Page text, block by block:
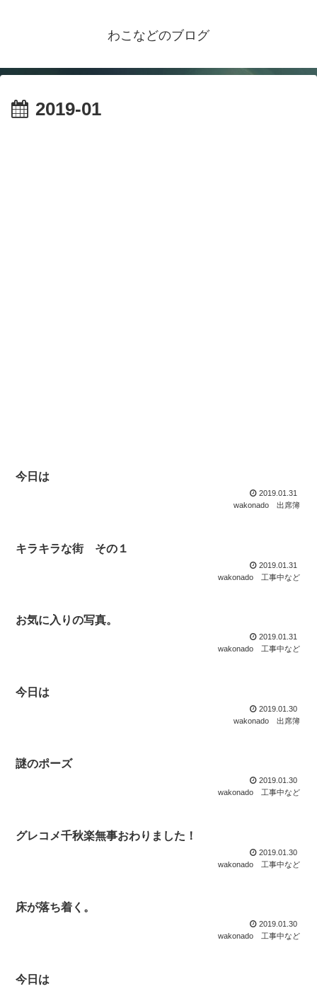
わこなどのブログ
2019-01
今日は
2019.01.31
wakonado
出席簿
キラキラな街 その１
2019.01.31
wakonado
工事中など
お気に入りの写真。
2019.01.31
wakonado
工事中など
今日は
2019.01.30
wakonado
出席簿
謎のポーズ
2019.01.30
wakonado
工事中など
グレコメ千秋楽無事おわりました！
2019.01.30
wakonado
工事中など
床が落ち着く。
2019.01.30
wakonado
工事中など
今日は